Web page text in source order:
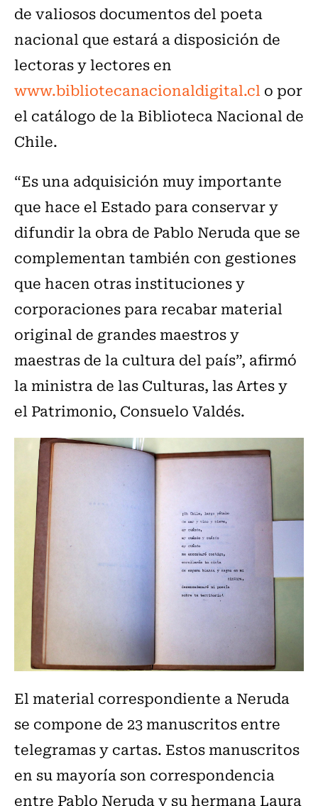
de valiosos documentos del poeta
nacional que estará a disposición de
lectoras y lectores en
www.bibliotecanacionaldigital.clo por
el catálogo de la Biblioteca Nacional de
Chile.
“Es una adquisición muy importante
que hace el Estado para conservar y
difundir la obra de Pablo Neruda que se
complementan también con gestiones
que hacen otras instituciones y
corporaciones para recabar material
original de grandes maestros y
maestras de la cultura del país”, afirmó
la ministra de las Culturas, las Artes y
el Patrimonio, Consuelo Valdés.
El material correspondiente a Neruda
se compone de 23 manuscritos entre
telegramas y cartas. Estos manuscritos
en su mayoría son correspondencia
entre Pablo Neruda y su hermana Laura